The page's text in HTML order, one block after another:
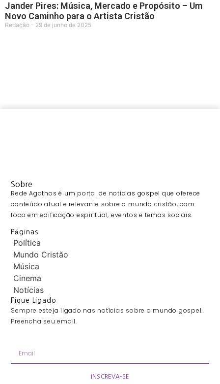
Jander Pires: Música, Mercado e Propósito – Um
Novo Caminho para o Artista Cristão
Redação 29 de junho de 2025
Sobre
Rede Agathos é um portal de notícias gospel que oferece
conteúdo atual e relevante sobre o mundo cristão, com
foco em edificação espiritual, eventos e temas sociais.
Páginas
Política
Mundo Cristão
Música
Cinema
Notícias
Fique Ligado
Sempre esteja ligado nas notícias sobre o mundo gospel.
Preencha seu email.
INSCREVA-SE